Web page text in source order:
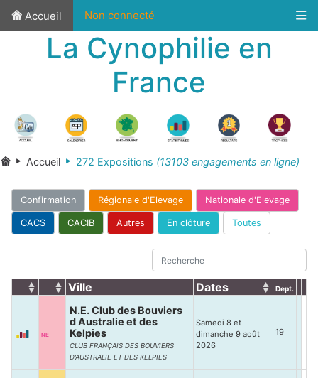
Accueil Non connecté
La Cynophilie en
France
Accueil 272 Expositions (13103 engagements en ligne)
Confirmation Régionale d'Elevage Nationale d'Elevage
CACS CACIB Autres En clôture Toutes
Ville Dates Dept.
NE
N.E. Club des Bouviers
d Australie et des
Kelpies
CLUB FRANÇAIS DES BOUVIERS
D'AUSTRALIE ET DES KELPIES
Samedi 8 et
dimanche 9 août
2026
19